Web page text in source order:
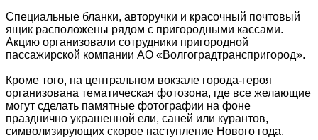
Специальные бланки, авторучки и красочный почтовый
ящик расположены рядом с пригородными кассами.
Акцию организовали сотрудники пригородной
пассажирской компании АО «Волгоградтранспригород».
Кроме того, на центральном вокзале города-героя
организована тематическая фотозона, где все желающие
могут сделать памятные фотографии на фоне
празднично украшенной ели, саней или курантов,
символизирующих скорое наступление Нового года.